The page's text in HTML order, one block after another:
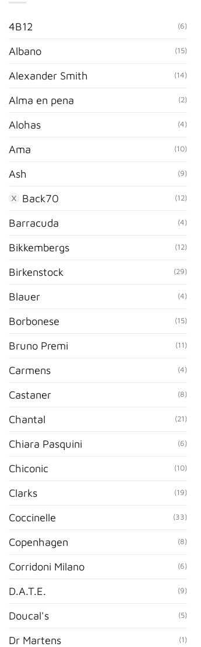
4B12 (6)
Albano (15)
Alexander Smith (14)
Alma en pena (2)
Alohas (4)
Ama (10)
Ash (9)
Back70 (12)
Barracuda (4)
Bikkembergs (12)
Birkenstock (29)
Blauer (4)
Borbonese (15)
Bruno Premi (11)
Carmens (4)
Castaner (8)
Chantal (21)
Chiara Pasquini (6)
Chiconic (10)
Clarks (19)
Coccinelle (33)
Copenhagen (8)
Corridoni Milano (6)
D.A.T.E. (9)
Doucal's (5)
Dr Martens (1)